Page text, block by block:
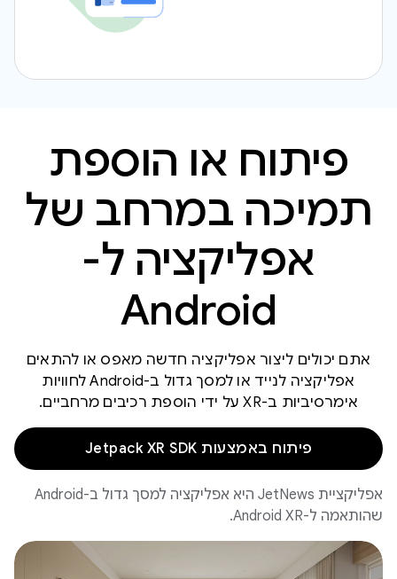
פיתוח או הוספת
תמיכה במרחב של
אפליקציה ל-
Android
אתם יכולים ליצור אפליקציה חדשה מאפס או להתאים
אפליקציה לנייד או למסך גדול ב-Android לחוויות
אימרסיביות ב-XR על ידי הוספת רכיבים מרחביים.
פיתוח באמצעות Jetpack XR SDK
אפליקציית JetNews היא אפליקציה למסך גדול ב-Android
שהותאמה ל-Android XR.